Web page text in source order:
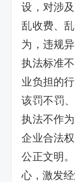
设， 对涉
乱收费、
为，违规
执法标准
业负担的
该罚不罚、
执法不作
企业合法
公正文明
心，激发